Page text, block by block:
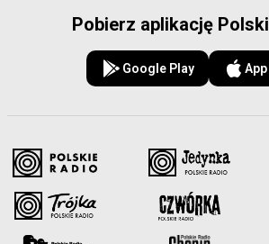
Pobierz aplikację
Google Play